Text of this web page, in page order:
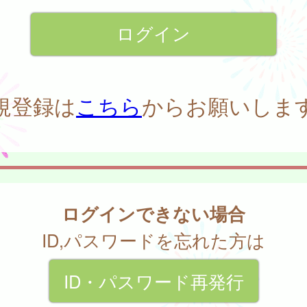
登録はこちらからお願いしま
ログインできない場合
ID,パスワードを忘れた方は
ID・パスワード再発行